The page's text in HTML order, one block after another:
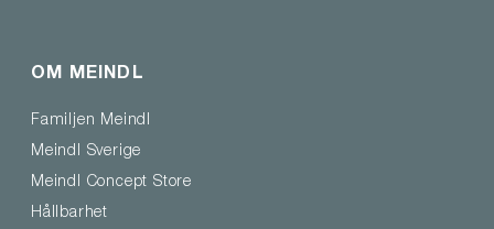
OM MEINDL
Familjen Meindl
Meindl Sverige
Meindl Concept Store
Hållbarhet